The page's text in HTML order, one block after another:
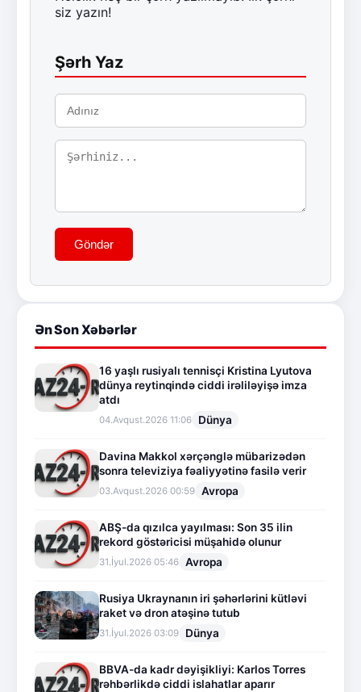
siz yazın!
Şərh Yaz
Göndər
Ən Son Xəbərlər
16 yaşlı rusiyalı tennisçi Kristina Lyutova
dünya reytinqində ciddi irəliləyişə imza
atdı
04.Avqust.2026 11:06 Dünya
Davina Makkol xərçənglə mübarizədən
sonra televiziya fəaliyyətinə fasilə verir
03.Avqust.2026 00:59 Avropa
ABŞ-da qızılca yayılması: Son 35 ilin
rekord göstəricisi müşahidə olunur
31.İyul.2026 05:46 Avropa
Rusiya Ukraynanın iri şəhərlərini kütləvi
raket və dron atəşinə tutub
31.İyul.2026 03:09 Dünya
BBVA-da kadr dəyişikliyi: Karlos Torres
rəhbərlikdə ciddi islahatlar aparır